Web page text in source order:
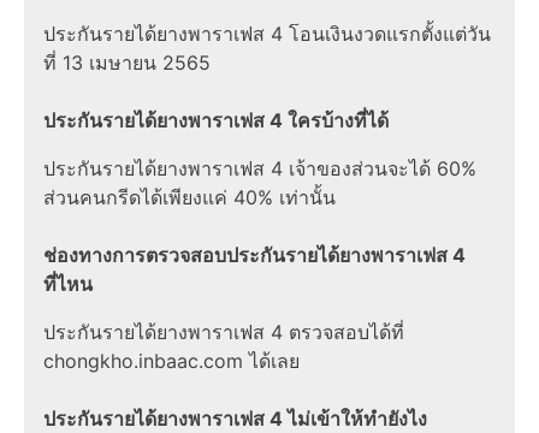
ประกันรายได้ยางพาราเฟส 4 โอนเงินงวดแรกตั้งแต่วัน
ที่ 13 เมษายน 2565
ประกันรายได้ยางพาราเฟส 4 ใครบ้างที่ได้
ประกันรายได้ยางพาราเฟส 4 เจ้าของส่วนจะได้ 60%
ส่วนคนกรีดได้เพียงแค่ 40% เท่านั้น
ช่องทางการตรวจสอบประกันรายได้ยางพาราเฟส 4
ที่ไหน
ประกันรายได้ยางพาราเฟส 4 ตรวจสอบได้ที่
chongkho.inbaac.com ได้เลย
ประกันรายได้ยางพาราเฟส 4 ไม่เข้าให้ทำยังไง